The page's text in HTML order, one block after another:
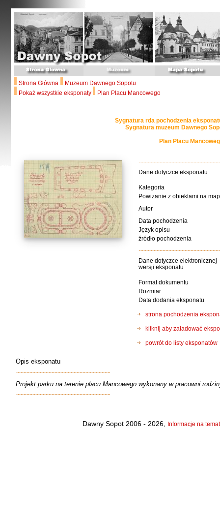
Strona Główna
Muzeum Dawnego Sopotu
Pokaż wszystkie eksponaty
Plan Placu Mancowego
Sygnatura rda pochodzenia
Sygnatura muzeum Dawnego
Plan Placu
Dane dotyczce eksponatu
Kategoria
Powizanie z obiektami na
Autor
Data pochodzenia
Język opisu
źródło pochodzenia
Dane dotyczce elektronicznej
wersji eksponatu
Format dokumentu
Rozmiar
Data dodania eksponatu
strona pochodzenia
kliknij aby załadować
powrót do listy eksponatów
Opis eksponatu
Projekt parku na terenie placu Mancowego wykonany w pracowni
Dawny Sopot 2006 - 2026, Informacje na